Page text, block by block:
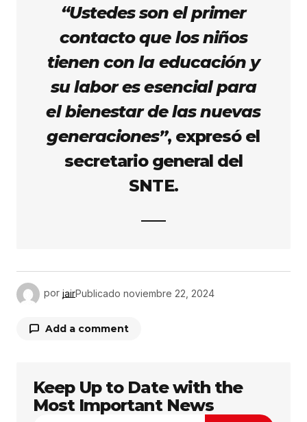
“Ustedes son el primer
contacto que los niños
tienen con la educación y
su labor es esencial para
el bienestar de las nuevas
generaciones”, expresó el
secretario general del
SNTE.
por jairPublicado noviembre 22, 2024
Add a comment
Tu dirección de correo electrónico no será
publicada. Los campos obligatorios están
marcados con *
Keep Up to Date with the
Most Important News